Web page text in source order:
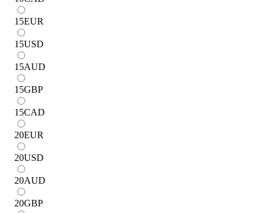
15EUR
15USD
15AUD
15GBP
15CAD
20EUR
20USD
20AUD
20GBP